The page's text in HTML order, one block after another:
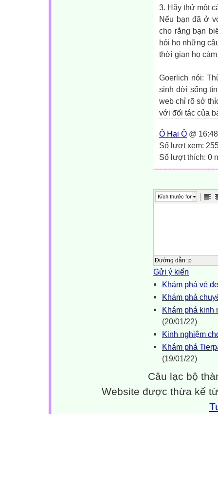
3. Hãy thử một
Nếu bạn đã ở
cho rằng bạn
hỏi họ những
thời gian họ
Goerlich nói:
sinh đời sống
web chỉ rõ sở
với đối tác của
Ô Hai Ô @
Số lượt xem:
Số lượt thích: 0
Kích thước font
Đường dẫn: p
Gửi ý kiến
Khám phá vẻ
Khám phá
Khám phá kinh
(20/01/22)
Kinh nghiệm
Khám phá
(19/01/22)
Câu lạc bộ
Website được thừa kế